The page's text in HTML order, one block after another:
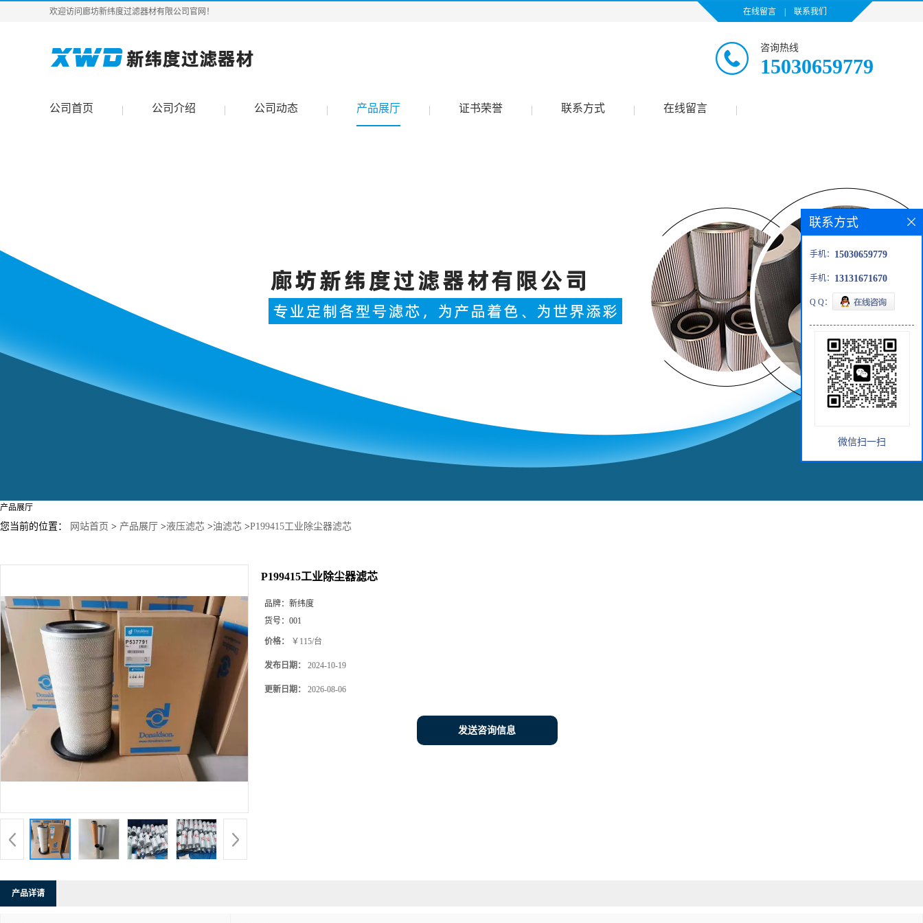
欢迎访问廊坊新纬度过滤器材有限公司官网！ 在线留言 联系我们
咨询热线
15030659779
公司首页 公司介绍 公司动态 产品展厅 证书荣誉 联系方式 在线留言
产品展厅
您当前的位置： 网站首页 > 产品展厅 >液压滤芯 >油滤芯 >P199415工业除尘器滤芯
P199415工业除尘器滤芯
品牌： 新纬度
货号： 001
价格： ￥115/台
发布日期： 2024-10-19
更新日期： 2026-08-06
发送咨询信息
产品详请
联系方式
手机： 15030659779
手机： 13131671670
Q Q：
微信扫一扫